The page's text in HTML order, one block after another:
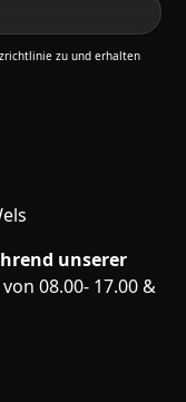
zu und erhalten
unserer
08.00- 17.00 &